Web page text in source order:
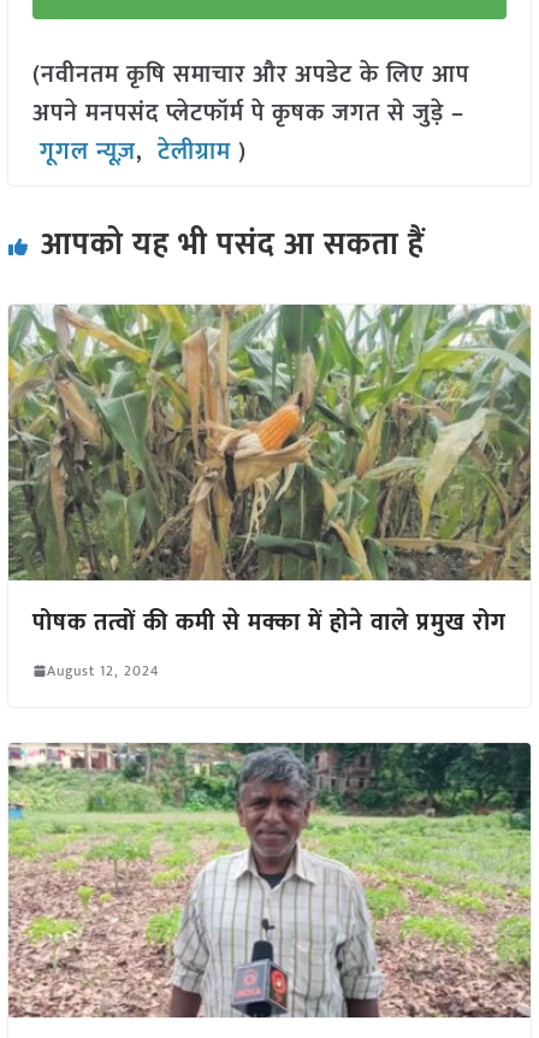
(नवीनतम कृषि समाचार और अपडेट के लिए आप
अपने मनपसंद प्लेटफॉर्म पे कृषक जगत से जुड़े –
गूगल न्यूज़,टेलीग्राम )
आपको यह भी पसंद आ सकता हैं
पोषक तत्वों की कमी से मक्का में होने वाले प्रमुख रोग
August 12, 2024